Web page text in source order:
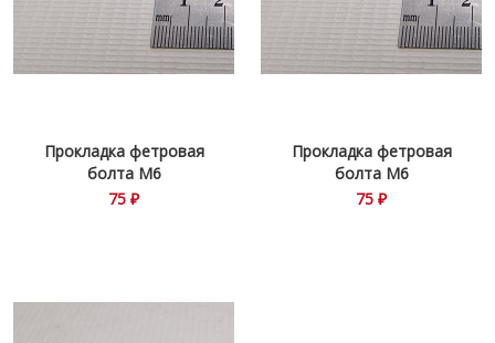
Прокладка фетровая
болта М6
75 ₽
Прокладка фетровая
болта М6
75 ₽